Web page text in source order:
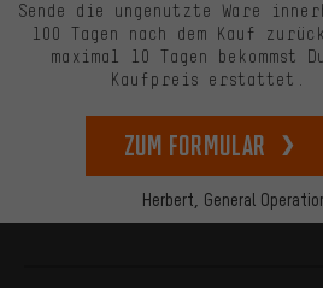
Herbert, General
Sende die ungenutzte Ware
100 Tagen nach dem Kauf
maximal 10 Tagen bekommst
Kaufpreis erstattet.
zum Formular